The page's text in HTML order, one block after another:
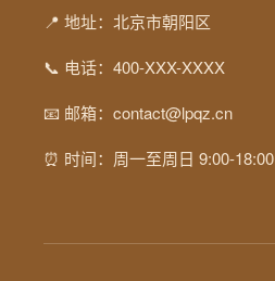
📍 地址：北京市朝阳区
📞 电话：400-XXX-XXXX
📧 邮箱：contact@lpqz.cn
⏰ 时间：周一至周日 9:00-18:00